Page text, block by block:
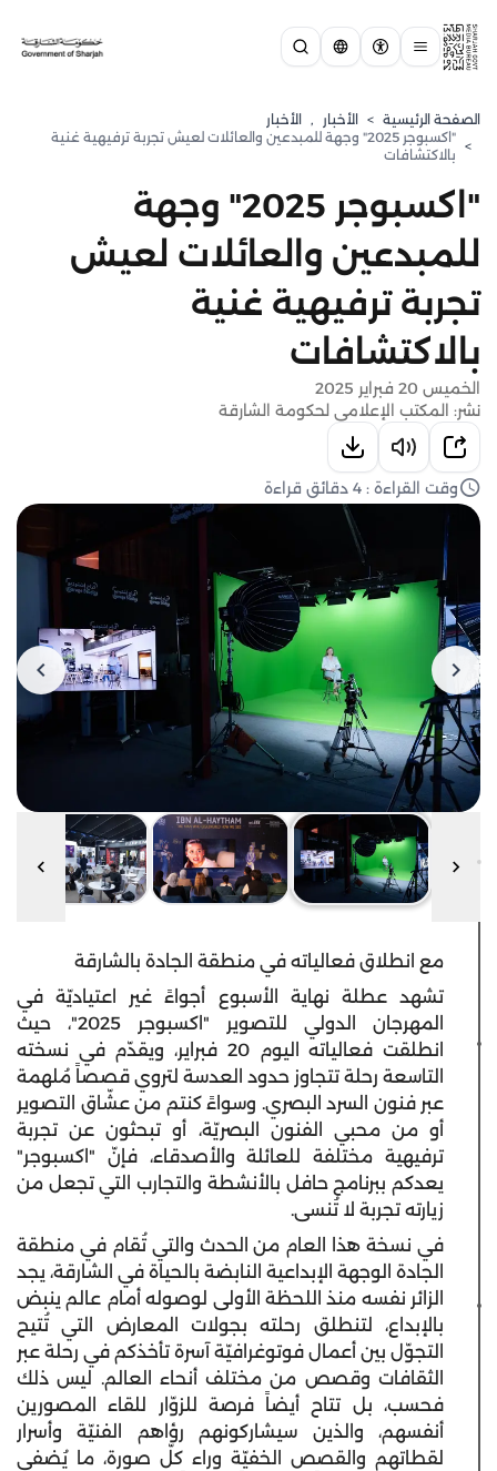
الصفحة الرئيسية > الأخبار , الأخبار
>
"اكسبوجر 2025" وجهة للمبدعين والعائلات لعيش تجربة ترفيهية غنية
بالاكتشافات
"اكسبوجر 2025" وجهة
للمبدعين والعائلات لعيش
تجربة ترفيهية غنية
بالاكتشافات
الخميس 20 فبراير 2025
نشر: المكتب الإعلامي لحكومة الشارقة
وقت القراءة : 4 دقائق قراءة
مع انطلاق فعالياته في منطقة الجادة بالشارقة
تشهد عطلة نهاية الأسبوع أجواءً غير اعتياديّة في
المهرجان الدولي للتصوير "اكسبوجر 2025"، حيث
انطلقت فعالياته اليوم 20 فبراير، ويقدّم في نسخته
التاسعة رحلة تتجاوز حدود العدسة لتروي قصصاً مُلهمة
عبر فنون السرد البصري. وسواءً كنتم من عشّاق التصوير
أو من محبي الفنون البصريّة، أو تبحثون عن تجربة
ترفيهية مختلفة للعائلة والأصدقاء، فإنّ "اكسبوجر"
يعدكم ببرنامج حافل بالأنشطة والتجارب التي تجعل من
زيارته تجربة لا تُنسى.
في نسخة هذا العام من الحدث والتي تُقام في منطقة
الجادة الوجهة الإبداعية النابضة بالحياة في الشارقة، يجد
الزائر نفسه منذ اللحظة الأولى لوصوله أمام عالم ينبض
بالإبداع، لتنطلق رحلته بجولات المعارض التي تُتيح
التجوّل بين أعمال فوتوغرافيّة آسرة تأخذكم في رحلة عبر
الثقافات وقصص من مختلف أنحاء العالم. ليس ذلك
فحسب، بل تتاح أيضاً فرصة للزوّار للقاء المصورين
أنفسهم، والذين سيشاركونهم رؤاهم الفنيّة وأسرار
لقطاتهم والقصص الخفيّة وراء كلّ صورة، ما يُضفي